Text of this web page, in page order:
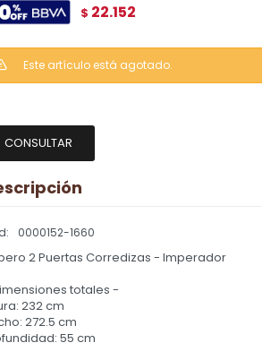
$ 22.152
Este artículo está agotado.
CONSULTAR
0000152-1660
2 Puertas Corredizas - Imperador
totales -
232 cm
272.5 cm
55 cm